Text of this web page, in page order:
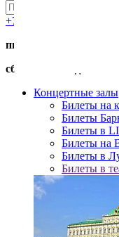
+7 (495) 411-90-82
пн.-пт. с 11:00 до 19:00
сб.-вс. с 11:00 до 17:00
Концертные залы
Билеты на
Билеты
Билеты в
Билеты на
Билеты в
Билеты в